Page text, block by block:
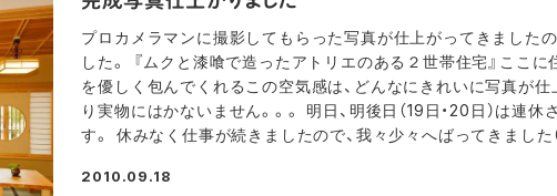
プロカメラマンに撮影してもらった写真が仕上がってきましたの
した。 『ムクと漆喰で造ったアトリエのある２世帯住宅』ここに
を優しく包んでくれるこの空気感は、どんなにきれいに写真が仕
り実物にはかないません。。。 明日、明後日（19日・20日）は連休
す。 休みなく仕事が続きましたので、我々少々へばってきました
投稿日
2010.09.18